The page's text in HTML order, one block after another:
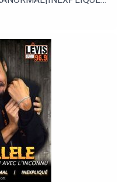
SteveZ
zoneparallele
SteveZ582
@zoneparallele